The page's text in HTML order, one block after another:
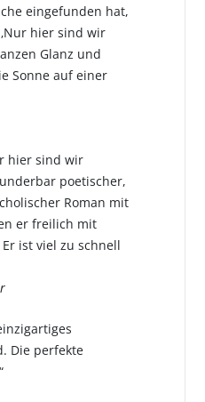
eingefunden hat,
hier sind wir
Glanz und
Sonne auf einer
hier sind wir
poetischer,
Roman mit
er freilich mit
ist viel zu schnell
Die perfekte